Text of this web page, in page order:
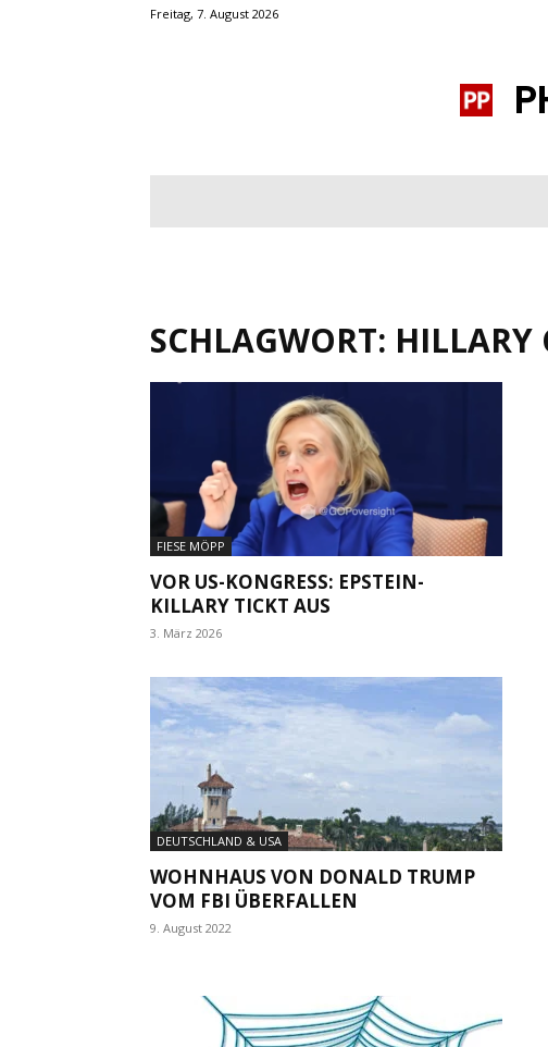
Freitag, 7. August 2026
SCHLAGWORT:
FIESE MÖPP
VOR US-KONGRESS: EPSTEIN-
KILLARY TICKT AUS
3. März 2026
DEUTSCHLAND & USA
WOHNHAUS VON DONALD TRUMP
VOM FBI ÜBERFALLEN
9. August 2022